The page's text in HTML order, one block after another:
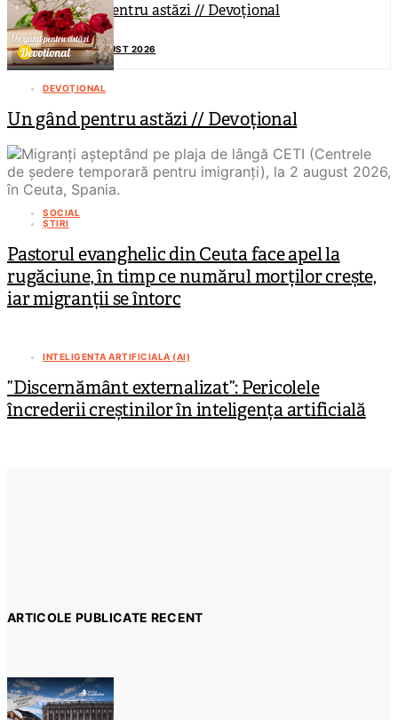
Un gând pentru astăzi // Devoțional
6 AUGUST 2026
DEVOȚIONAL
Un gând pentru astăzi // Devoțional
SOCIAL
ȘTIRI
Pastorul evanghelic din Ceuta face apel la
rugăciune, în timp ce numărul morților crește,
iar migranții se întorc
INTELIGENTA ARTIFICIALA (AI)
”Discernământ externalizat”: Pericolele
încrederii creștinilor în inteligența artificială
ARTICOLE PUBLICATE RECENT